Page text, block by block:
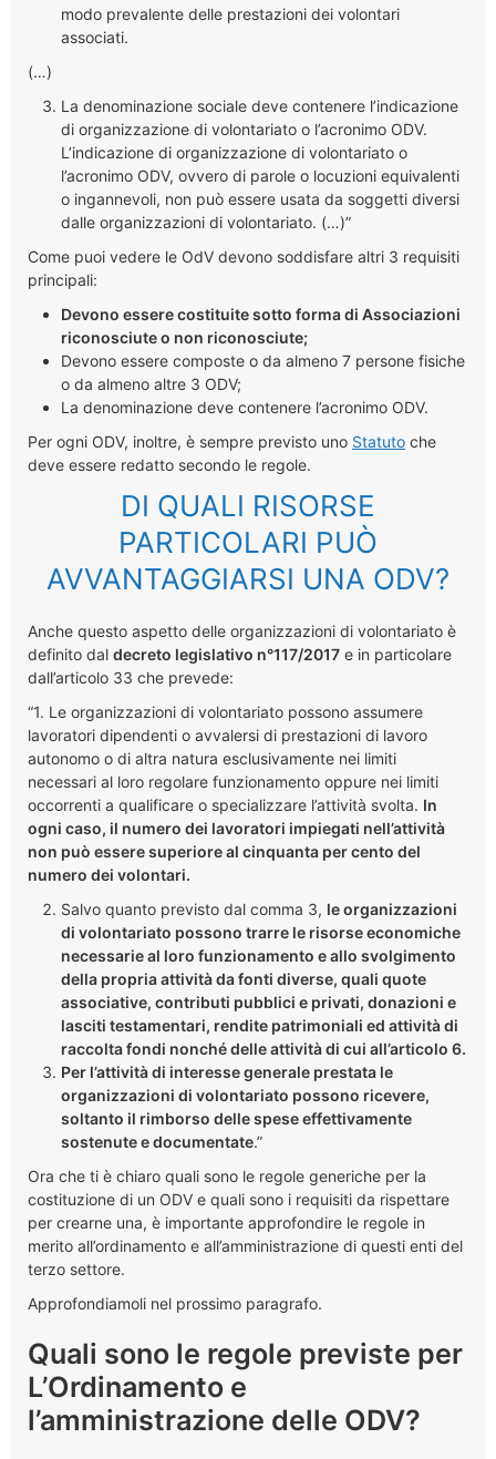
modo prevalente delle prestazioni dei volontari
associati.
(…)
La denominazione sociale deve contenere l’indicazione
di organizzazione di volontariato o l’acronimo ODV.
L’indicazione di organizzazione di volontariato o
l’acronimo ODV, ovvero di parole o locuzioni equivalenti
o ingannevoli, non può essere usata da soggetti diversi
dalle organizzazioni di volontariato. (…)”
Come puoi vedere le OdV devono soddisfare altri 3 requisiti
principali:
Devono essere costituite sotto forma di Associazioni
riconosciute o non riconosciute;
Devono essere composte o da almeno 7 persone fisiche
o da almeno altre 3 ODV;
La denominazione deve contenere l’acronimo ODV.
Per ogni ODV, inoltre, è sempre previsto uno Statuto che
deve essere redatto secondo le regole.
DI QUALI RISORSE
PARTICOLARI PUÒ
AVVANTAGGIARSI UNA ODV?
Anche questo aspetto delle organizzazioni di volontariato è
definito dal decreto legislativo n°117/2017 e in particolare
dall’articolo 33 che prevede:
“1. Le organizzazioni di volontariato possono assumere
lavoratori dipendenti o avvalersi di prestazioni di lavoro
autonomo o di altra natura esclusivamente nei limiti
necessari al loro regolare funzionamento oppure nei limiti
occorrenti a qualificare o specializzare l’attività svolta. In
ogni caso, il numero dei lavoratori impiegati nell’attività
non può essere superiore al cinquanta per cento del
numero dei volontari.
Salvo quanto previsto dal comma 3, le organizzazioni
di volontariato possono trarre le risorse economiche
necessarie al loro funzionamento e allo svolgimento
della propria attività da fonti diverse, quali quote
associative, contributi pubblici e privati, donazioni e
lasciti testamentari, rendite patrimoniali ed attività di
raccolta fondi nonché delle attività di cui all’articolo 6.
Per l’attività di interesse generale prestata le
organizzazioni di volontariato possono ricevere,
soltanto il rimborso delle spese effettivamente
sostenute e documentate.”
Ora che ti è chiaro quali sono le regole generiche per la
costituzione di un ODV e quali sono i requisiti da rispettare
per crearne una, è importante approfondire le regole in
merito all’ordinamento e all’amministrazione di questi enti del
terzo settore.
Approfondiamoli nel prossimo paragrafo.
Quali sono le regole previste per
L’Ordinamento e
l’amministrazione delle ODV?